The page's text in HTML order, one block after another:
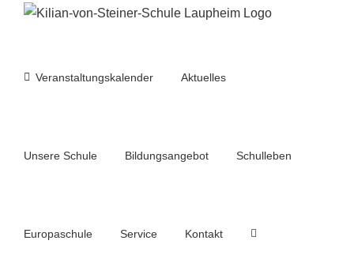
Veranstaltungskalender Aktuelles
Unsere Schule Bildungsangebot Schulleben
Europaschule Service Kontakt